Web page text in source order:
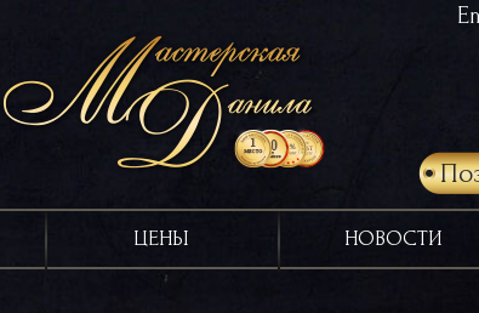
ЦЕНЫ НОВОСТИ